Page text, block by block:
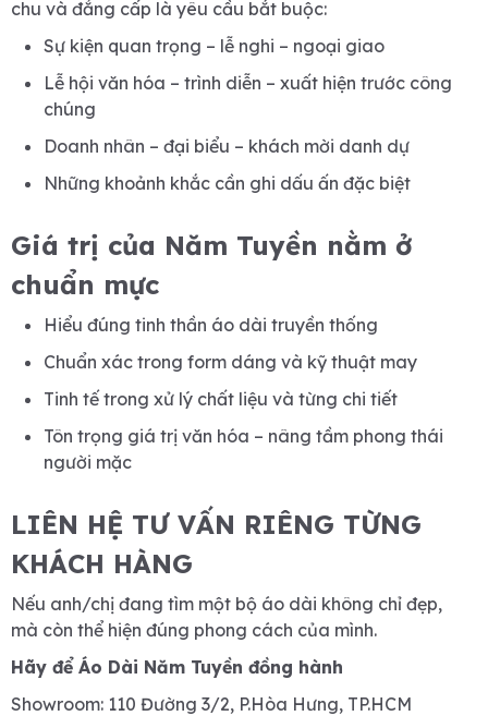
chu và đẳng cấp là yêu cầu bắt buộc:
Sự kiện quan trọng – lễ nghi – ngoại giao
Lễ hội văn hóa – trình diễn – xuất hiện trước công
chúng
Doanh nhân – đại biểu – khách mời danh dự
Những khoảnh khắc cần ghi dấu ấn đặc biệt
Giá trị của Năm Tuyền nằm ở
chuẩn mực
Hiểu đúng tinh thần áo dài truyền thống
Chuẩn xác trong form dáng và kỹ thuật may
Tinh tế trong xử lý chất liệu và từng chi tiết
Tôn trọng giá trị văn hóa – nâng tầm phong thái
người mặc
LIÊN HỆ TƯ VẤN RIÊNG TỪNG
KHÁCH HÀNG
Nếu anh/chị đang tìm một bộ áo dài không chỉ đẹp,
mà còn thể hiện đúng phong cách của mình.
Hãy để Áo Dài Năm Tuyền đồng hành
Showroom: 110 Đường 3/2, P.Hòa Hưng, TP.HCM